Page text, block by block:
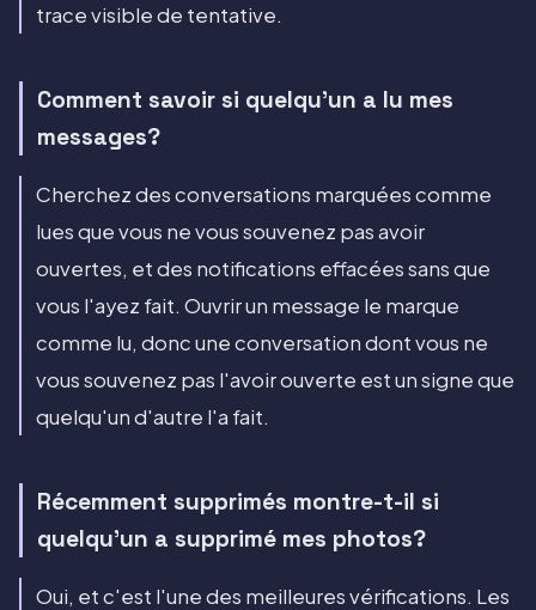
trace visible de tentative.
Comment savoir si quelqu'un a lu mes
messages?
Cherchez des conversations marquées comme
lues que vous ne vous souvenez pas avoir
ouvertes, et des notifications effacées sans que
vous l'ayez fait. Ouvrir un message le marque
comme lu, donc une conversation dont vous ne
vous souvenez pas l'avoir ouverte est un signe que
quelqu'un d'autre l'a fait.
Récemment supprimés montre-t-il si
quelqu'un a supprimé mes photos?
Oui, et c'est l'une des meilleures vérifications. Les